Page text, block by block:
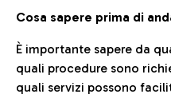
Cosa sapere prima di
È importante sapere da
quali procedure sono
quali servizi possono